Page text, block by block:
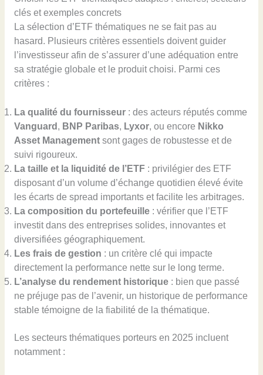
clés et exemples concrets
La sélection d’ETF thématiques ne se fait pas au
hasard. Plusieurs critères essentiels doivent guider
l’investisseur afin de s’assurer d’une adéquation entre
sa stratégie globale et le produit choisi. Parmi ces
critères :
La qualité du fournisseur: des acteurs réputés comme
Vanguard , BNP Paribas, Lyxor, ou encore Nikko
Asset Managementsont gages de robustesse et de
suivi rigoureux.
La taille et la liquidité de l’ETF: privilégier des ETF
disposant d’un volume d’échange quotidien élevé évite
les écarts de spread importants et facilite les arbitrages.
La composition du portefeuille: vérifier que l’ETF
investit dans des entreprises solides, innovantes et
diversifiées géographiquement.
Les frais de gestion : un critère clé qui impacte
directement la performance nette sur le long terme.
L’analyse du rendement historique: bien que passé
ne préjuge pas de l’avenir, un historique de performance
stable témoigne de la fiabilité de la thématique.
Les secteurs thématiques porteurs en 2025 incluent
notamment :